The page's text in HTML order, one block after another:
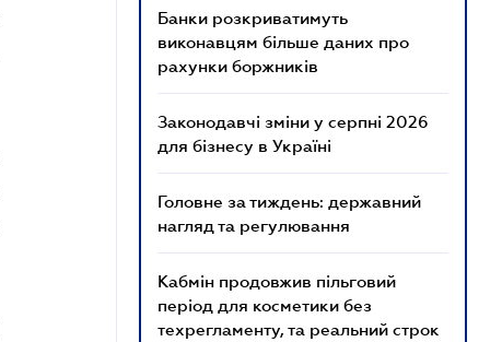
Банки розкриватимуть
виконавцям більше даних про
рахунки боржників
Законодавчі зміни у серпні 2026
для бізнесу в Україні
Головне за тиждень: державний
нагляд та регулювання
Кабмін продовжив пільговий
період для косметики без
техрегламенту, та реальний строк